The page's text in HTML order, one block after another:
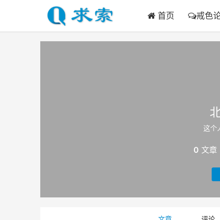
首页 戒色
这个
0 文章